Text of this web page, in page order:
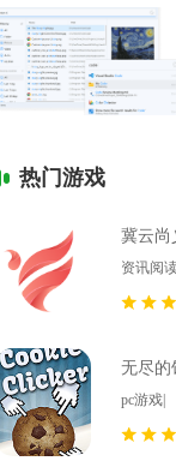
热门游戏
冀云尚
资讯阅
无尽的
pc游戏|